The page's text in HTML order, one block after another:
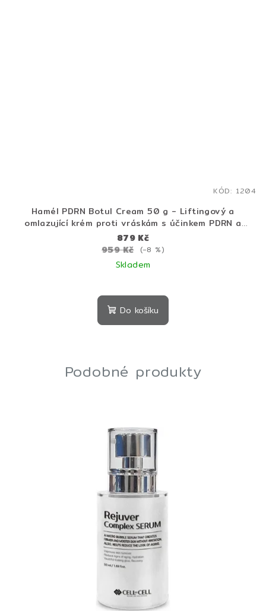
Hamél PDRN Botul Cream 50 g - Liftingový a
omlazující krém proti vráskám s účinkem PDRN a
botulotoxinovým peptidem
879 Kč
959 Kč
(–8 %)
Skladem
Do košíku
KÓD: 1204
Podobné produkty